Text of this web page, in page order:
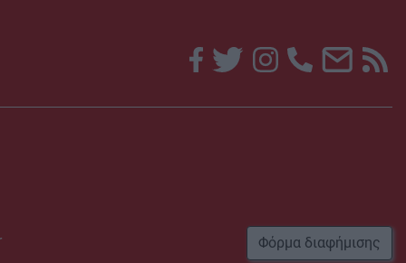
Φόρμα διαφήμισης